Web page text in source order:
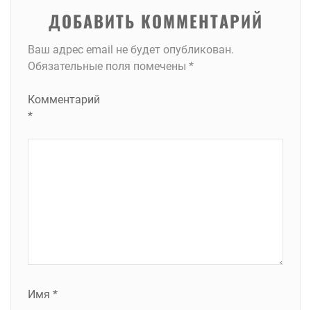
ДОБАВИТЬ КОММЕНТАРИЙ
Ваш адрес email не будет опубликован.
Обязательные поля помечены *
Комментарий
*
Имя *